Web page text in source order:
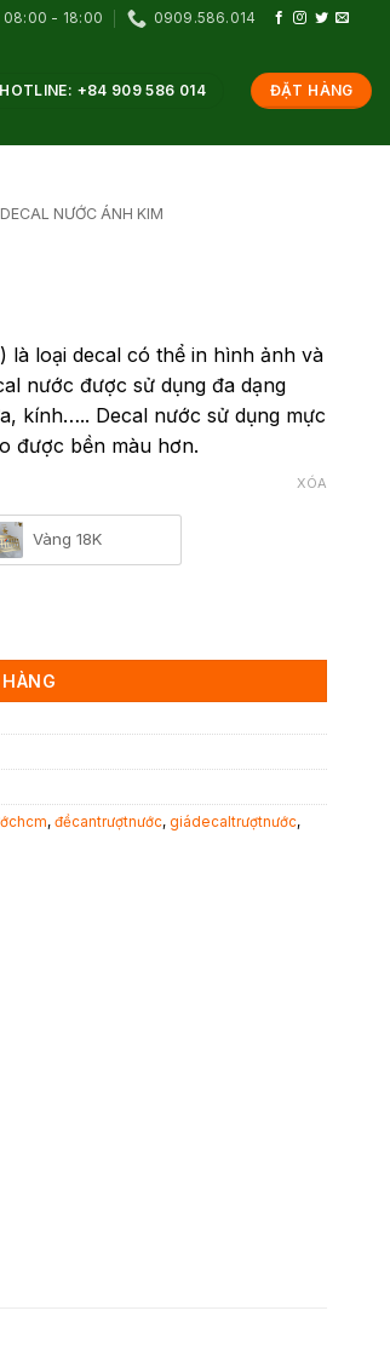
08:00 - 18:00 0909.586.014
HOTLINE: +84 909 586 014 ĐẶT HÀNG
DECAL NƯỚC ÁNH KIM
là loại decal có thể in hình ảnh và
nước được sử dụng đa dạng
kính….. Decal nước sử dụng mực
được bền màu hơn.
Vàng 18K
XÓA
, đềcantrượtnước, giádecaltrượtnước,